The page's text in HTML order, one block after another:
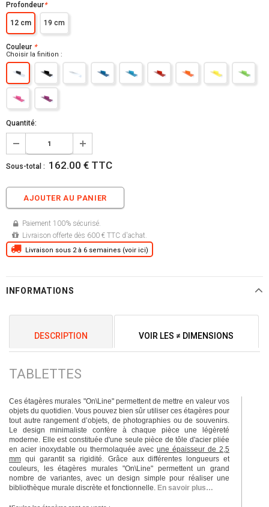
Profondeur*
12 cm 19 cm
Couleur *
Choisir la finition :
Quantité:
Sous-total : 162.00 € TTC
Paiement 100% sécurisé.
Livraison offerte dès 600 € TTC d'achat.
Livraison sous 2 à 6 semaines (voir ici)
INFORMATIONS
DESCRIPTION VOIR LES ≠ DIMENSIONS
TABLETTES
Ces étagères murales "On\Line" permettent de mettre en valeur vos
objets du quotidien. Vous pouvez bien sûr utiliser ces étagères pour
tout autre rangement d’objets, de photographies ou de souvenirs.
Le design minimaliste confère à chaque pièce une légèreté
moderne. Elle est constituée d'une seule pièce de tôle d'acier pliée
en acier inoxydable ou thermolaquée avecune épaisseur de 2,5
mm qui garantit sa rigidité. Grâce aux différentes longueurs et
couleurs, les étagères murales "On\Line" permettent un grand
nombre de variantes, avec un design simple pour réaliser une
bibliothèque murale discrète et fonctionnelle. En savoir plus…